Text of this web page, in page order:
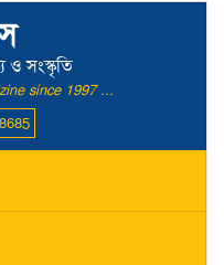
ও সংস্কৃতি
since 1997 ...